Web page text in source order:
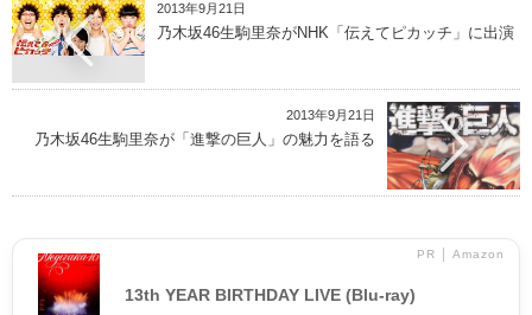
2013年9月21日
乃木坂46生駒里奈がNHK「伝えてピカッチ」に出演
2013年9月21日
乃木坂46生駒里奈が「進撃の巨人」の魅力を語る
PR │ Amazon
13th YEAR BIRTHDAY LIVE (Blu-ray)